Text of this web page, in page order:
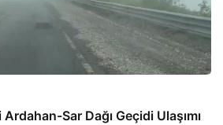
Sar Dağı Geçidi Ulaşımı